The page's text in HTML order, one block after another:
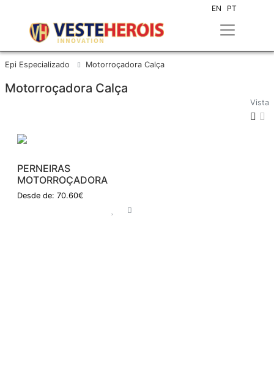
EN PT
Epi Especializado Motorroçadora Calça
Motorroçadora Calça
Vista
PERNEIRAS
MOTORROÇADORA
Desde de: 70.60€